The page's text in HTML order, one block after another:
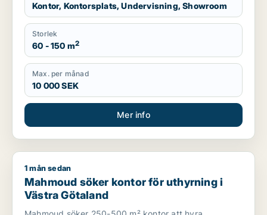
Kontor, Kontorsplats, Undervisning, Showroom
Storlek
60 - 150 m2
Max. per månad
10 000 SEK
Mer info
Mahmoud söker kontor för uthyrning i Västra Götaland
1 mån sedan
Mahmoud söker kontor för uthyrning i
Västra Götaland